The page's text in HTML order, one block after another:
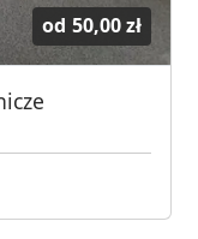
od 50,00 zł